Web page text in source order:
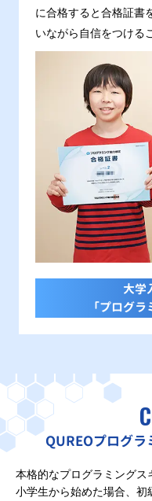
に合格すると合格証書
いながら自信をつける
大学
「プログ
QUREOプログ
本格的なプログラミングス
小学生から始めた場合、初